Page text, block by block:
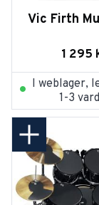
Vic Firth
1 295
I weblager,
1-3